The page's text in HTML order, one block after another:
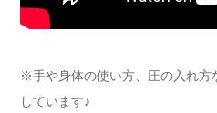
※手や身体の使い方、圧の入れ方
しています♪